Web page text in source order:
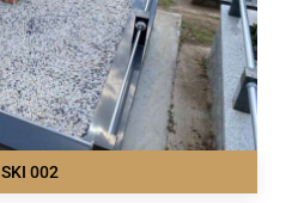
SKI 002